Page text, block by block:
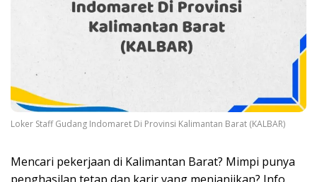
Loker Staff Gudang Indomaret Di Provinsi Kalimantan Barat (KALBAR)
Mencari pekerjaan di Kalimantan Barat? Mimpi punya